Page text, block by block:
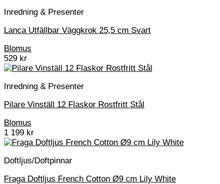
Inredning & Presenter
Lanca Utfällbar Väggkrok 25,5 cm Svart
Blomus
529 kr
Inredning & Presenter
Pilare Vinställ 12 Flaskor Rostfritt Stål
Blomus
1 199 kr
Doftljus/Doftpinnar
Fraga Doftljus French Cotton Ø9 cm Lily White